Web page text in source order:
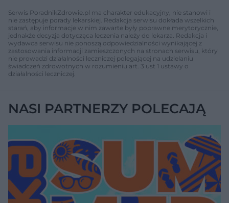
Serwis PoradnikZdrowie.pl ma charakter edukacyjny, nie stanowi i
nie zastępuje porady lekarskiej. Redakcja serwisu dokłada wszelkich
starań, aby informacje w nim zawarte były poprawne merytorycznie,
jednakże decyzja dotycząca leczenia należy do lekarza. Redakcja i
wydawca serwisu nie ponoszą odpowiedzialności wynikającej z
zastosowania informacji zamieszczonych na stronach serwisu, który
nie prowadzi działalności leczniczej polegającej na udzielaniu
świadczeń zdrowotnych w rozumieniu art. 3 ust 1 ustawy o
działalności leczniczej.
NASI PARTNERZY POLECAJĄ